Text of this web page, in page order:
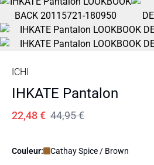
ICHI
IHKATE Pantalon
22,48 € 44,95 €
Couleur: Cathay Spice / Brown